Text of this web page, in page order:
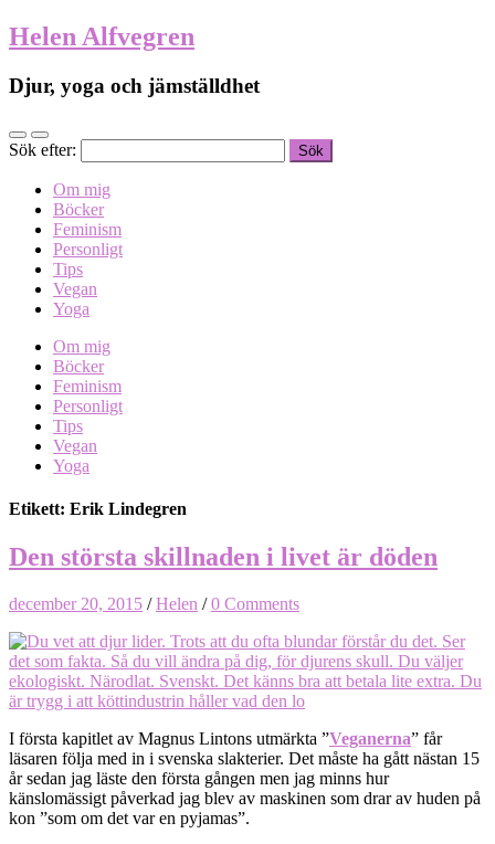
Helen Alfvegren
Djur, yoga och jämställdhet
Sök efter:
Om mig
Böcker
Feminism
Personligt
Tips
Vegan
Yoga
Om mig
Böcker
Feminism
Personligt
Tips
Vegan
Yoga
Etikett: Erik Lindegren
Den största skillnaden i livet är döden
december 20, 2015 /Helen /0 Comments
I första kapitlet av Magnus Lintons utmärkta ”Veganerna” får
läsaren följa med in i svenska slakterier. Det måste ha gått nästan 15
år sedan jag läste den första gången men jag minns hur
känslomässigt påverkad jag blev av maskinen som drar av huden på
kon ”som om det var en pyjamas”.